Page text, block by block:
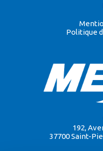
192,
37700 Saint-
Politique